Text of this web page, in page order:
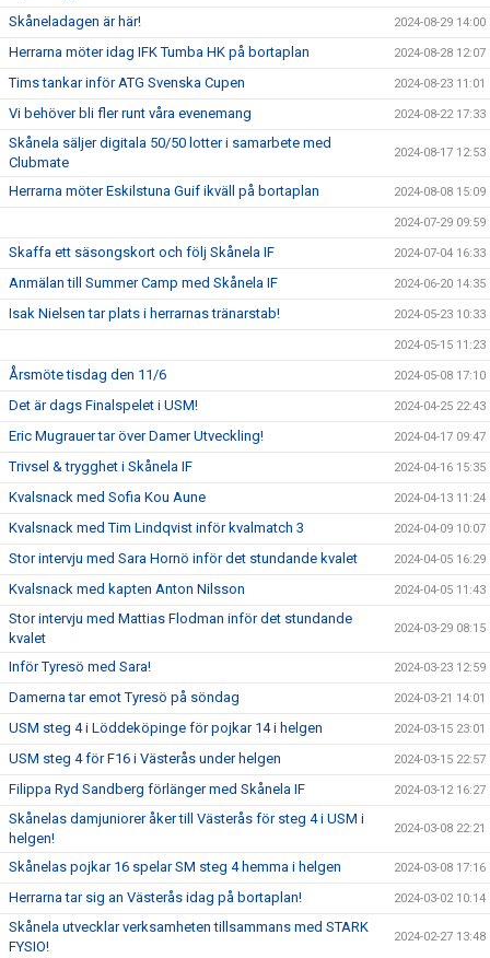
Skåneladagen är här! 2024-08-29 14:00
Herrarna möter idag IFK Tumba HK på bortaplan 2024-08-28 12:07
Tims tankar inför ATG Svenska Cupen 2024-08-23 11:01
Vi behöver bli fler runt våra evenemang 2024-08-22 17:33
Skånela säljer digitala 50/50 lotter i samarbete med
Clubmate
2024-08-17 12:53
Herrarna möter Eskilstuna Guif ikväll på bortaplan 2024-08-08 15:09
2024-07-29 09:59
Skaffa ett säsongskort och följ Skånela IF 2024-07-04 16:33
Anmälan till Summer Camp med Skånela IF 2024-06-20 14:35
Isak Nielsen tar plats i herrarnas tränarstab! 2024-05-23 10:33
2024-05-15 11:23
Årsmöte tisdag den 11/6 2024-05-08 17:10
Det är dags Finalspelet i USM! 2024-04-25 22:43
Eric Mugrauer tar över Damer Utveckling! 2024-04-17 09:47
Trivsel & trygghet i Skånela IF 2024-04-16 15:35
Kvalsnack med Sofia Kou Aune 2024-04-13 11:24
Kvalsnack med Tim Lindqvist inför kvalmatch 3 2024-04-09 10:07
Stor intervju med Sara Hornö inför det stundande kvalet 2024-04-05 16:29
Kvalsnack med kapten Anton Nilsson 2024-04-05 11:43
Stor intervju med Mattias Flodman inför det stundande
kvalet
2024-03-29 08:15
Inför Tyresö med Sara! 2024-03-23 12:59
Damerna tar emot Tyresö på söndag 2024-03-21 14:01
USM steg 4 i Löddeköpinge för pojkar 14 i helgen 2024-03-15 23:01
USM steg 4 för F16 i Västerås under helgen 2024-03-15 22:57
Filippa Ryd Sandberg förlänger med Skånela IF 2024-03-12 16:27
Skånelas damjuniorer åker till Västerås för steg 4 i USM i
helgen!
2024-03-08 22:21
Skånelas pojkar 16 spelar SM steg 4 hemma i helgen 2024-03-08 17:16
Herrarna tar sig an Västerås idag på bortaplan! 2024-03-02 10:14
Skånela utvecklar verksamheten tillsammans med STARK
FYSIO!
2024-02-27 13:48